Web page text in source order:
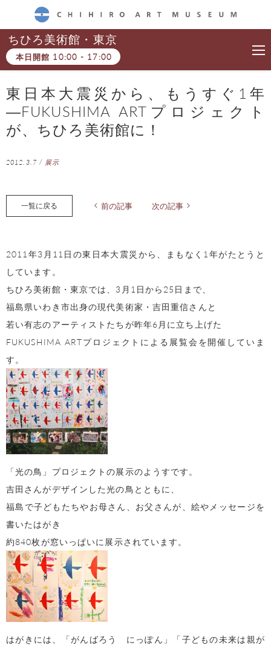
CHIHIRO ART MUSEUM
ちひろ美術館・東京
本日開館 10:00 - 17:00
東日本大震災から、もうすぐ1年
―FUKUSHIMA ARTプロジェクト
が、ちひろ美術館に！
2012.3.7 / 展示
一覧に戻る 前の記事 次の記事
2011年3月11日の東日本大震災から、まもなく1年がたとうと
しています。
ちひろ美術館・東京では、3月1日から25日まで、
福島県いわき市出身の現代美術家・吉田重信さんと
若い有志のアーティストたちが昨年6月に立ち上げた
FUKUSHIMA ARTプロジェクトによる展覧会を開催していま
す。
「光の鳥」プロジェクトの展示のようすです。
吉田さんがデザインした光の鳥とともに、
福島で子どもたちやお母さん、お父さんが、絵やメッセージを
書いたはがき
約840枚が窓いっぱいに展示されています。
はがきには、「がんばろう にっぽん」「子どもの未来は親が